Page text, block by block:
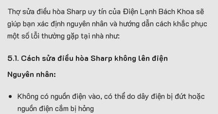
Thợ sửa điều hòa Sharp uy tín của Điện Lạnh Bách Khoa sẽ
giúp bạn xác định nguyên nhân và hướng dẫn cách khắc phục
một số lỗi thường gặp tại nhà như:
5.1. Cách sửa điều hòa Sharp không lên điện
Nguyên nhân:
Không có nguồn điện vào, có thể do dây điện bị đứt hoặc
nguồn điện cắm bị hỏng